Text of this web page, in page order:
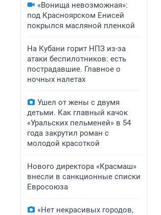
«Вонища невозможная»:
под Красноярском Енисей
покрылся масляной пленкой
На Кубани горит НПЗ из-за
атаки беспилотников: есть
пострадавшие. Главное о
ночных налетах
Ушел от жены с двумя
детьми. Как главный качок
«Уральских пельменей» в 54
года закрутил роман с
молодой красоткой
Нового директора «Красмаш»
внесли в санкционные списки
Евросоюза
«Нет некрасивых городов,